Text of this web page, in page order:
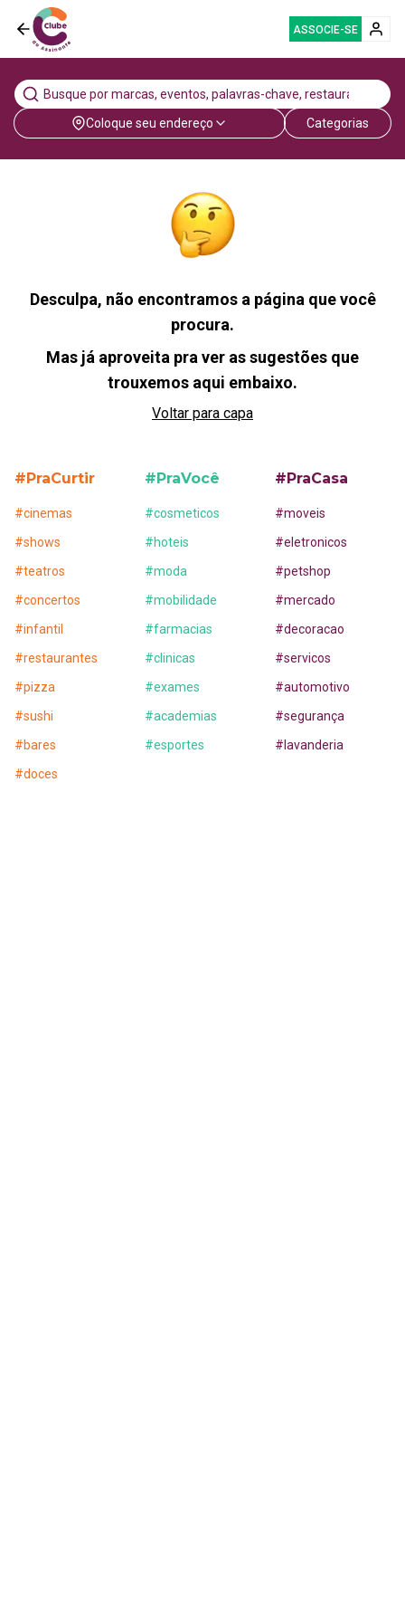
ASSOCIE-SE
Coloque seu endereço Categorias
Desculpa, não encontramos a página que você
procura.
Mas já aproveita pra ver as sugestões que
trouxemos aqui embaixo.
Voltar para capa
#PraCurtir
#cinemas
#shows
#teatros
#concertos
#infantil
#restaurantes
#pizza
#sushi
#bares
#doces
#PraVocê
#cosmeticos
#hoteis
#moda
#mobilidade
#farmacias
#clinicas
#exames
#academias
#esportes
#PraCasa
#moveis
#eletronicos
#petshop
#mercado
#decoracao
#servicos
#automotivo
#segurança
# lavanderia